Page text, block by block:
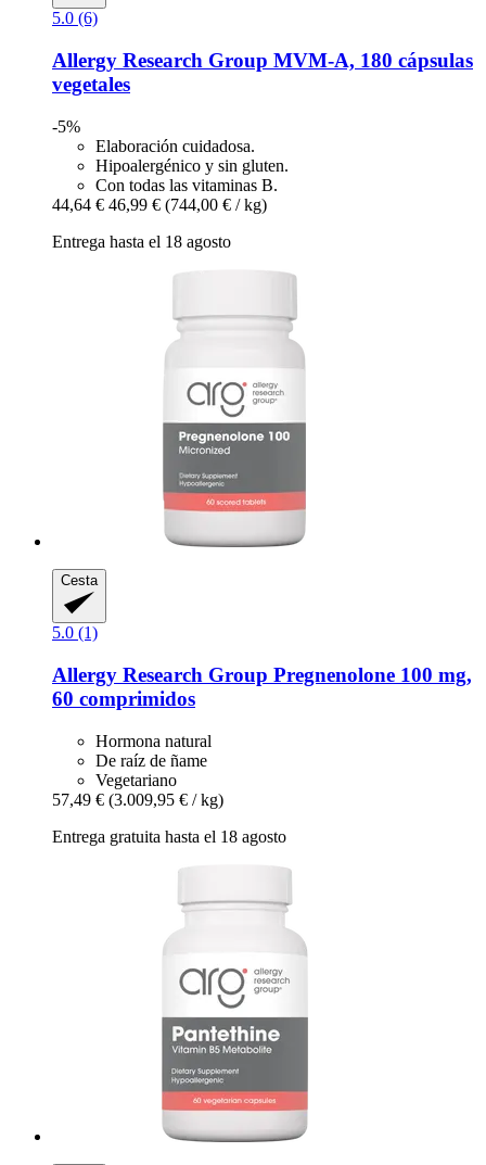
5.0 (6)
Allergy Research Group MVM-​A, 180 cápsulas
vegetales
-5%
Elaboración cuidadosa.
Hipoalergénico y sin gluten.
Con todas las vitaminas B.
44,64 € 46,99 € (744,00 € / kg)
Entrega hasta el 18 agosto
Cesta
5.0 (1)
Allergy Research Group Pregnenolone 100 mg,
60 comprimidos
Hormona natural
De raíz de ñame
Vegetariano
57,49 € (3.009,95 € / kg)
Entrega gratuita hasta el 18 agosto